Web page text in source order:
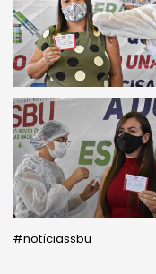
#notíciassbu